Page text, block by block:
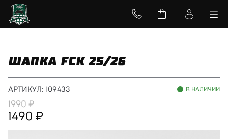
ШАПКА FCK 25/26
АРТИКУЛ: 109433 В НАЛИЧИИ
1990
1490